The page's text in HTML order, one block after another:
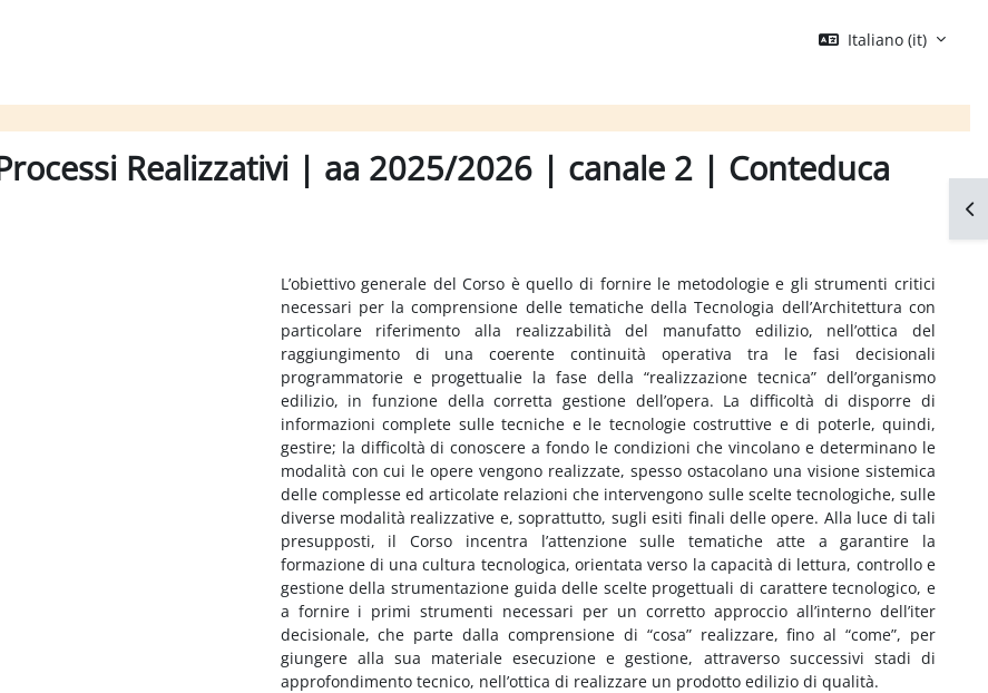
Italiano ‎(it)‎
Realizzativi | aa 2025/2026 | canale 2 | Conteduca
L’obiettivo generale del Corso è quello di fornire le metodologie e gli strumenti critici
necessari per la comprensione delle tematiche della Tecnologia dell’Architettura con
particolare riferimento alla realizzabilità del manufatto edilizio, nell’ottica del
raggiungimento di una coerente continuità operativa tra le fasi decisionali
programmatorie e progettualie la fase della “realizzazione tecnica” dell’organismo
edilizio, in funzione della corretta gestione dell’opera. La difficoltà di disporre di
informazioni complete sulle tecniche e le tecnologie costruttive e di poterle, quindi,
gestire; la difficoltà di conoscere a fondo le condizioni che vincolano e determinano le
modalità con cui le opere vengono realizzate, spesso ostacolano una visione sistemica
delle complesse ed articolate relazioni che intervengono sulle scelte tecnologiche, sulle
diverse modalità realizzative e, soprattutto, sugli esiti finali delle opere. Alla luce di tali
presupposti, il Corso incentra l’attenzione sulle tematiche atte a garantire la
formazione di una cultura tecnologica, orientata verso la capacità di lettura, controllo e
gestione della strumentazione guida delle scelte progettuali di carattere tecnologico, e
a fornire i primi strumenti necessari per un corretto approccio all’interno dell’iter
decisionale, che parte dalla comprensione di “cosa” realizzare, fino al “come”, per
giungere alla sua materiale esecuzione e gestione, attraverso successivi stadi di
approfondimento tecnico, nell’ottica di realizzare un prodotto edilizio di qualità.